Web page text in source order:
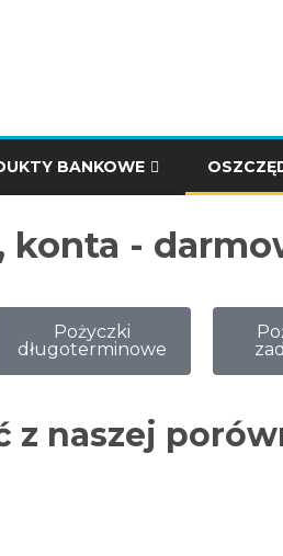
BANKOWE
konta -
Pożyczki
długoterminowe
z naszej